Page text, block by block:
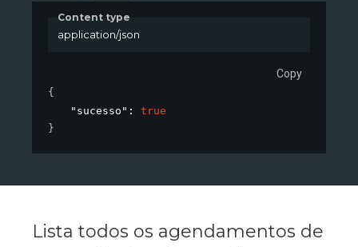
Content type
application/json
Copy
{
"sucesso" : true
}
Lista todos os agendamentos de